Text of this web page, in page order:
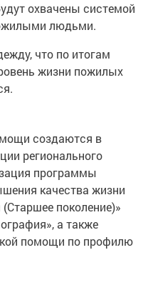
охвачены системой
людьми.
что по итогам
жизни пожилых
создаются в
регионального
программы
качества жизни
поколение)»
а также
помощи по профилю